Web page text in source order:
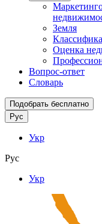
Земля
Оценка
Вопрос-ответ
Словарь
Подобрать бесплатно
Рус
Укр
Рус
Укр